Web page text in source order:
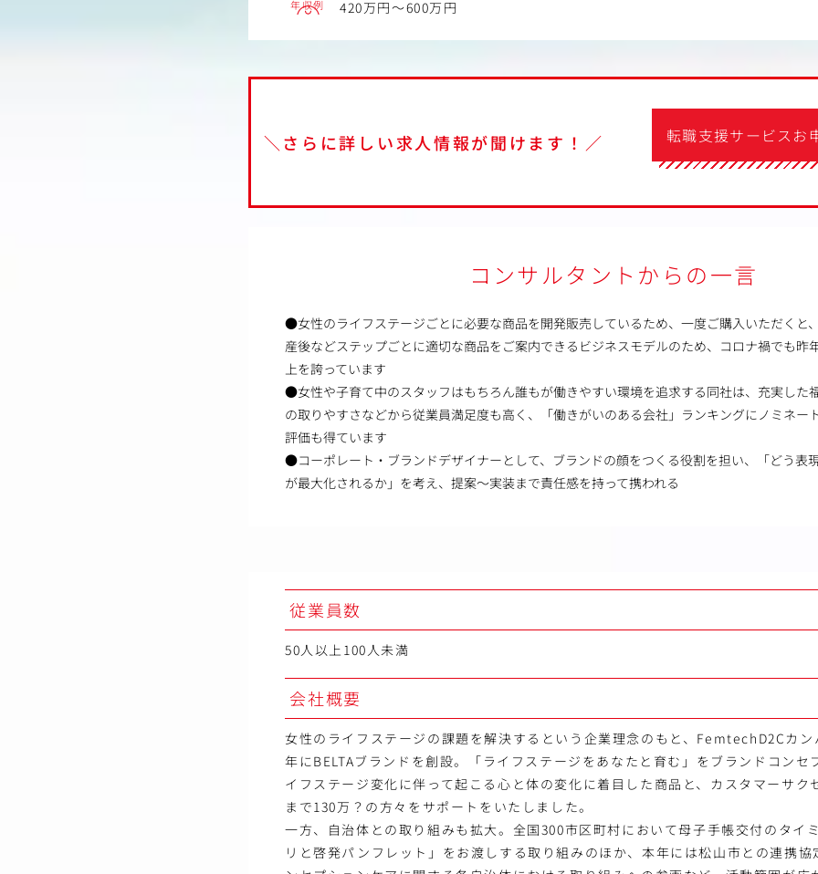
年収例 420万円～600万円
＼さらに詳しい求人情報が聞けます！／ 転職支援サービスお
コンサルタントからの一言
●女性のライフステージごとに必要な商品を開発販売しているため、一度ご購入いただくと
産後などステップごとに適切な商品をご案内できるビジネスモデルのため、コロナ禍でも昨
上を誇っています
●女性や子育て中のスタッフはもちろん誰もが働きやすい環境を追求する同社は、充実した
の取りやすさなどから従業員満足度も高く、「働きがいのある会社」ランキングにノミネー
評価も得ています
●コーポレート・ブランドデザイナーとして、ブランドの顔をつくる役割を担い、「どう表
が最大化されるか」を考え、提案～実装まで責任感を持って携われる
従業員数
50人以上100人未満
会社概要
女性のライフステージの課題を解決するという企業理念のもと、FemtechD2Cカ
年にBELTAブランドを創設。「ライフステージをあなたと育む」をブランドコンセ
イフステージ変化に伴って起こる心と体の変化に着目した商品と、カスタマーサク
まで130万？の方々をサポートをいたしました。
一方、自治体との取り組みも拡大。全国300市区町村において母子手帳交付のタイ
リと啓発パンフレット」をお渡しする取り組みのほか、本年には松山市との連携